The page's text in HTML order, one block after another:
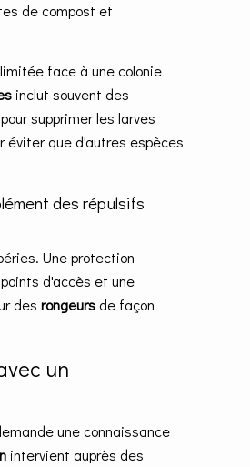
de compost et
face à une colonie
inclut souvent des
pour supprimer les larves
éviter que d'autres espèces
des répulsifs
Une protection
d'accès et une
des rongeurs de façon
un
une connaissance
intervient auprès des